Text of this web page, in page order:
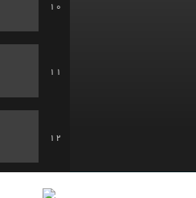
10
11
12